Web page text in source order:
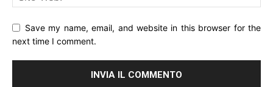
Save my name, email, and website in this browser for the
next time I comment.